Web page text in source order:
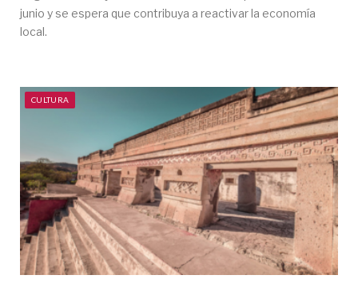
junio y se espera que contribuya a reactivar la economía
local.
CULTURA